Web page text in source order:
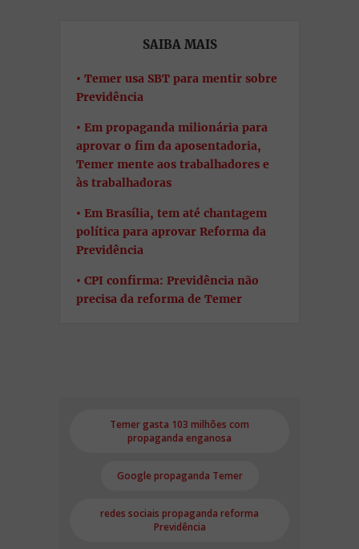
SAIBA MAIS
Temer usa SBT para mentir sobre
Previdência
Em propaganda milionária para
aprovar o fim da aposentadoria,
Temer mente aos trabalhadores e
às trabalhadoras
Em Brasília, tem até chantagem
política para aprovar Reforma da
Previdência
CPI confirma: Previdência não
precisa da reforma de Temer
Temer gasta 103 milhões com
propaganda enganosa
Google propaganda Temer
redes sociais propaganda reforma
Previdência